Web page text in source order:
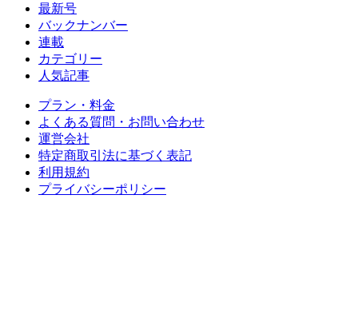
最新号
バックナンバー
連載
カテゴリー
人気記事
プラン・料金
よくある質問・お問い合わせ
運営会社
特定商取引法に基づく表記
利用規約
プライバシーポリシー